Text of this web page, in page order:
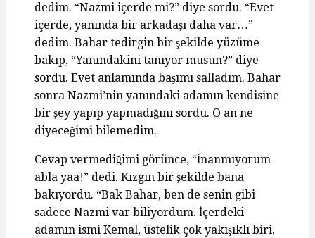
dedim. “Nazmi içerde mi?” diye sordu. “Evet
içerde, yanında bir arkadaşı daha var…”
dedim. Bahar tedirgin bir şekilde yüzüme
bakıp, “Yanındakini tanıyor musun?” diye
sordu. Evet anlamında başımı salladım. Bahar
sonra Nazmi’nin yanındaki adamın kendisine
bir şey yapıp yapmadığını sordu. O an ne
diyeceğimi bilemedim.
Cevap vermediğimi görünce, “İnanmıyorum
abla yaa!” dedi. Kızgın bir şekilde bana
bakıyordu. “Bak Bahar, ben de senin gibi
sadece Nazmi var biliyordum. İçerdeki
adamın ismi Kemal, üstelik çok yakışıklı biri.